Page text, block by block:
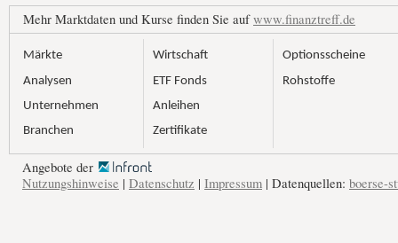
Mehr Marktdaten und Kurse finden Sie aufwww.finanztreff.de
Märkte
Analysen
Unternehmen
Branchen
Wirtschaft
ETF Fonds
Anleihen
Zertifikate
Optionsscheine
Rohstoffe
Angebote der
Nutzungshinweise | Datenschutz | Impressum | Datenquellen: boerse-